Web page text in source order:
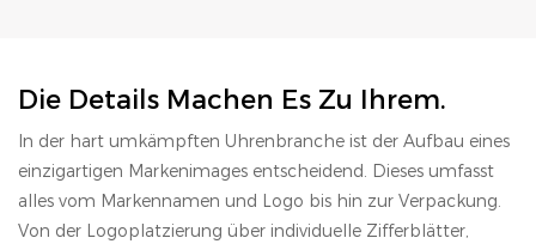
Die Details Machen Es Zu Ihrem.
In der hart umkämpften Uhrenbranche ist der Aufbau eines
einzigartigen Markenimages entscheidend. Dieses umfasst
alles vom Markennamen und Logo bis hin zur Verpackung.
Von der Logoplatzierung über individuelle Zifferblätter,